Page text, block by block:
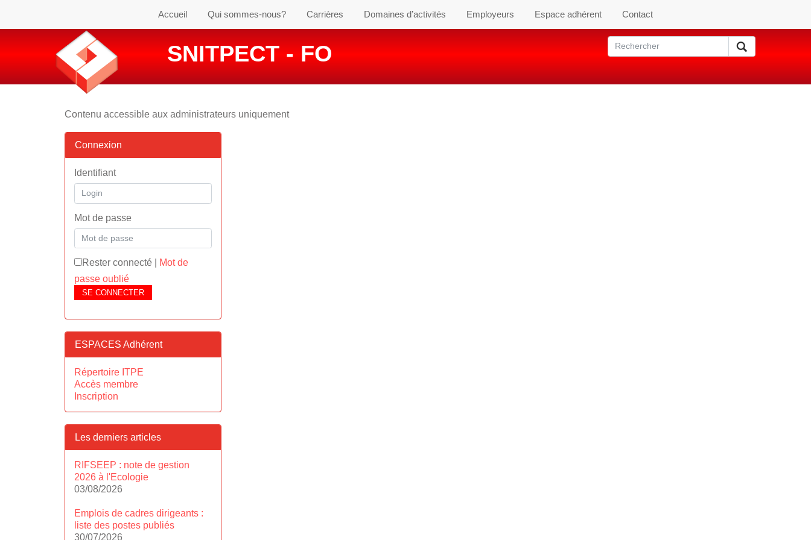
Accueil Qui sommes-nous? Carrières Domaines d’activités Employeurs Espace adhérent Contact
SNITPECT - FO
Contenu accessible aux administrateurs uniquement
Connexion
Identifiant
Mot de passe
Rester connecté
Mot de
passe oublié
SE CONNECTER
ESPACES Adhérent
Répertoire ITPE
Accès membre
Inscription
Les derniers articles
RIFSEEP : note de gestion
2026 à l'Ecologie
03/08/2026
Emplois de cadres dirigeants :
liste des postes publiés
30/07/2026